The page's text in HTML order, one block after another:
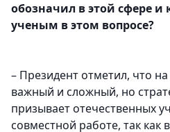
обозначил в этой сфере и
ученым в этом вопросе?
– Президент отметил, что
важный и сложный, но
призывает отечественных
совместной работе, так как